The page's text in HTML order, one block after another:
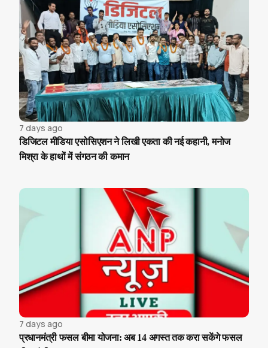
7 days ago
डिजिटल मीडिया एसोसिएशन ने लिखी एकता की नई कहानी, मनोज
मिश्रा के हाथों में संगठन की कमान
7 days ago
प्रधानमंत्री फसल बीमा योजना: अब 14 अगस्त तक करा सकेंगे फसल